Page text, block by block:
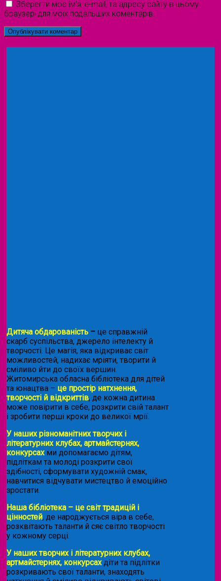
Зберегти моє ім'я, e-mail, та адресу сайту в цьому
браузері для моїх подальших коментарів.
Дитяча обдарованість – це справжній
скарб суспільства, джерело інтелекту й
творчості. Це магія, яка відкриває світ
можливостей, надихає мріяти, творити й
сміливо йти до своїх вершин.
Житомирська обласна бібліотека для дітей
та юнацтва – це простір натхнення,
творчості й відкриттів, де кожна дитина
може повірити в себе, розкрити свій талант
і зробити перші кроки до великої мрії.
У наших різноманітних творчих і
літературних клубах, артмайстернях,
конкурсахми допомагаємо дітям,
підліткам та молоді розкрити свої
здібності, сформувати художній смак,
навчитися відчувати мистецтво й емоційно
зростати.
Наша бібліотека – це світ традицій і
цінностей, де народжується віра в себе,
розквітають таланти й сяє світло творчості
у кожному серці.
У наших творчих і літературних клубах,
артмайстернях, конкурсахдіти та підлітки
розкривають свої таланти, знаходять